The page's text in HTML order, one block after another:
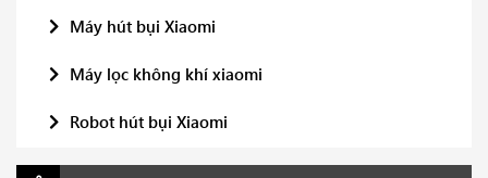
Máy hút bụi Xiaomi
Máy lọc không khí xiaomi
Robot hút bụi Xiaomi